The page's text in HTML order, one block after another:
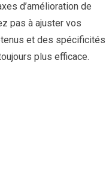
d’amélioration de
pas à ajuster vos
et des spécificités
plus efficace.